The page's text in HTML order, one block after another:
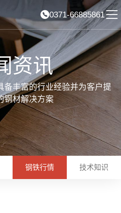
0371-66885861
资讯
备丰富的行业经验并为客户提
钢材解决方案
钢铁行情 技术知识